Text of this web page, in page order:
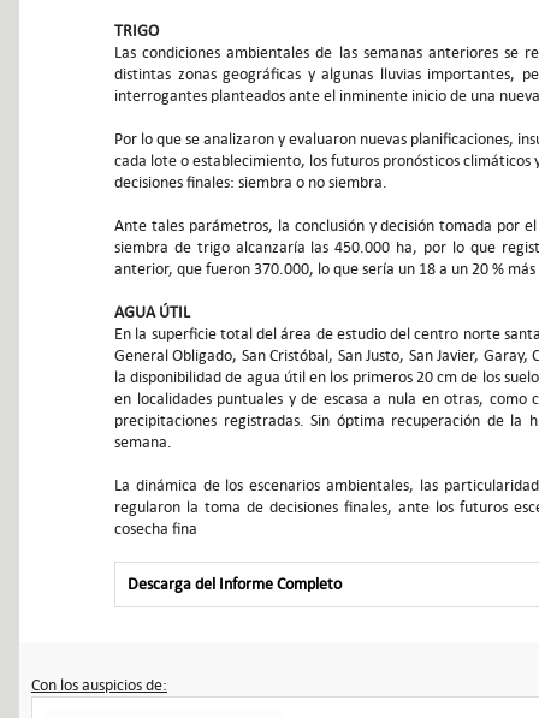
TRIGO
Las condiciones ambientales de las semanas anteriores se
distintas zonas geográficas y algunas lluvias importantes,
interrogantes planteados ante el inminente inicio de una
Por lo que se analizaron y evaluaron nuevas planificaciones,
cada lote o establecimiento, los futuros pronósticos
decisiones finales: siembra o no siembra.
Ante tales parámetros, la conclusión y decisión tomada por
siembra de trigo alcanzaría las 450.000 ha, por lo que
anterior, que fueron 370.000, lo que sería un 18 a un 20 %
AGUA ÚTIL
En la superficie total del área de estudio del centro norte
General Obligado, San Cristóbal, San Justo, San Javier,
la disponibilidad de agua útil en los primeros 20 cm de los
en localidades puntuales y de escasa a nula en otras,
precipitaciones registradas. Sin óptima recuperación de la
semana.
La dinámica de los escenarios ambientales, las
regularon la toma de decisiones finales, ante los futuros
cosecha fina
Descarga del Informe Completo
Con los auspicios de: